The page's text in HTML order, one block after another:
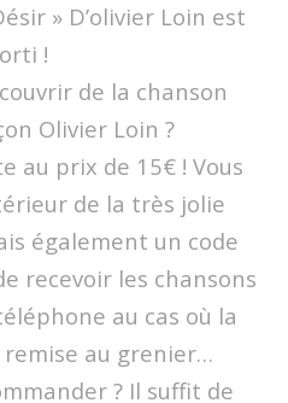
» D’olivier Loin est
!
de la chanson
Olivier Loin ?
au prix de 15€ ! Vous
de la très jolie
également un code
recevoir les chansons
au cas où la
au grenier…
? Il suffit de